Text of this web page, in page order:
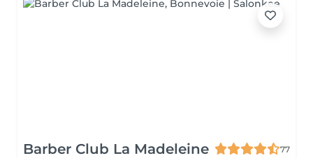
Barber Club La Madeleine
77